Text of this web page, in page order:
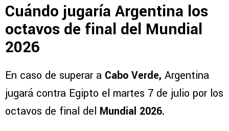
Cuándo jugaría Argentina los
octavos de final del Mundial
2026
En caso de superar a Cabo Verde, Argentina
jugará contra Egipto el martes 7 de julio por los
octavos de final del Mundial 2026.